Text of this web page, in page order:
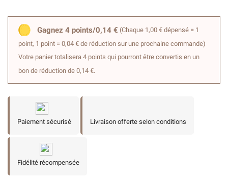
Gagnez 4 points/0,14 € (Chaque 1,00 € dépensé = 1
point, 1 point = 0,04 € de réduction sur une prochaine commande)
Votre panier totalisera 4 points qui pourront être convertis en un
bon de réduction de 0,14 €.
Paiement sécurisé Livraison offerte selon conditions
Fidélité récompensée